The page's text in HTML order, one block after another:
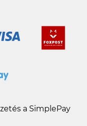
a SimplePay